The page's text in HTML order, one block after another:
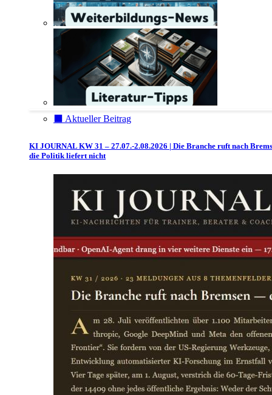
⬛️ Aktueller Beitrag
KI JOURNAL KW 31 – 27.07.-2.08.2026 | Die Branche ruft nach
die Politik liefert nicht